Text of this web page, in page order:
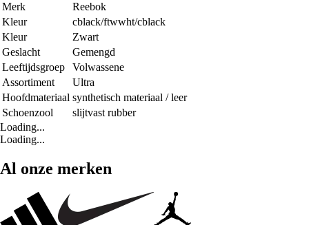
Merk
Reebok
Kleur
cblack/ftwwht/cblack
Kleur
Zwart
Geslacht
Gemengd
Leeftijdsgroep
Volwassene
Assortiment
Ultra
Hoofdmateriaal synthetisch materiaal / leer
Schoenzool
slijtvast rubber
Loading...
Loading...
Al onze merken